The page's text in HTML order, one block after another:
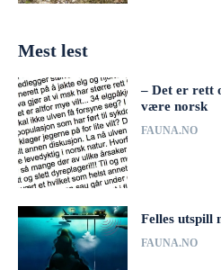
Mest lest
– Det er rett
være norsk
FAUNA.NO
Felles utspill
FAUNA.NO